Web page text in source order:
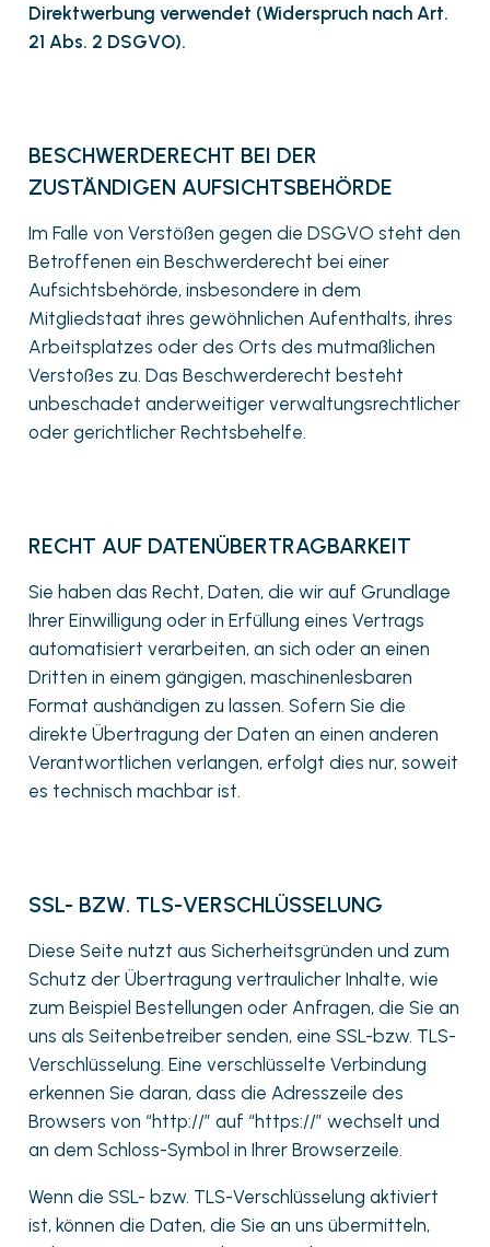
Direktwerbung verwendet (Widerspruch nach Art.
21 Abs. 2 DSGVO).
BESCHWERDERECHT BEI DER
ZUSTÄNDIGEN AUFSICHTSBEHÖRDE
Im Falle von Verstößen gegen die DSGVO steht den
Betroffenen ein Beschwerderecht bei einer
Aufsichtsbehörde, insbesondere in dem
Mitgliedstaat ihres gewöhnlichen Aufenthalts, ihres
Arbeitsplatzes oder des Orts des mutmaßlichen
Verstoßes zu. Das Beschwerderecht besteht
unbeschadet anderweitiger verwaltungsrechtlicher
oder gerichtlicher Rechtsbehelfe.
RECHT AUF DATENÜBERTRAGBARKEIT
Sie haben das Recht, Daten, die wir auf Grundlage
Ihrer Einwilligung oder in Erfüllung eines Vertrags
automatisiert verarbeiten, an sich oder an einen
Dritten in einem gängigen, maschinenlesbaren
Format aushändigen zu lassen. Sofern Sie die
direkte Übertragung der Daten an einen anderen
Verantwortlichen verlangen, erfolgt dies nur, soweit
es technisch machbar ist.
SSL- BZW. TLS-VERSCHLÜSSELUNG
Diese Seite nutzt aus Sicherheitsgründen und zum
Schutz der Übertragung vertraulicher Inhalte, wie
zum Beispiel Bestellungen oder Anfragen, die Sie an
uns als Seitenbetreiber senden, eine SSL-bzw. TLS-
Verschlüsselung. Eine verschlüsselte Verbindung
erkennen Sie daran, dass die Adresszeile des
Browsers von “http://” auf “https://” wechselt und
an dem Schloss-Symbol in Ihrer Browserzeile.
Wenn die SSL- bzw. TLS-Verschlüsselung aktiviert
ist, können die Daten, die Sie an uns übermitteln,